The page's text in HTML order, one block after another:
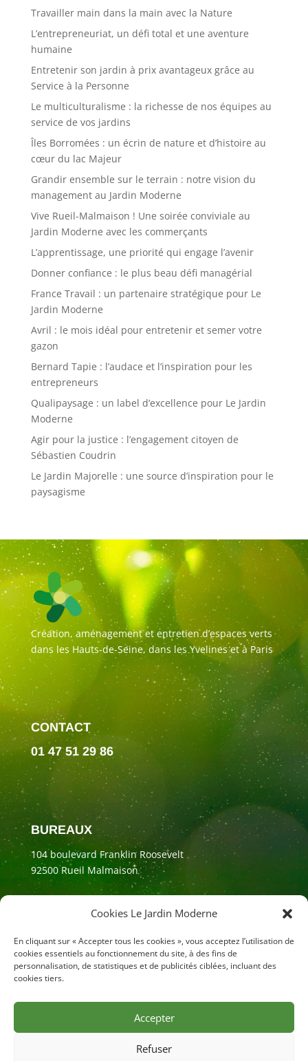
Cookies Le Jardin Moderne
En cliquant sur « Accepter tous les cookies », vous acceptez l’utilisation de
cookies essentiels au fonctionnement du site, à des fins de
personnalisation, de statistiques et de publicités ciblées, incluant des
cookies tiers.
Accepter
Refuser
Travailler main dans la main avec la Nature
L’entrepreneuriat, un défi total et une aventure
humaine
Entretenir son jardin à prix avantageux grâce au
Service à la Personne
Le multiculturalisme : la richesse de nos équipes au
service de vos jardins
Îles Borromées : un écrin de nature et d’histoire au
cœur du lac Majeur
Grandir ensemble sur le terrain : notre vision du
management au Jardin Moderne
Vive Rueil-Malmaison ! Une soirée conviviale au
Jardin Moderne avec les commerçants
L’apprentissage, une priorité qui engage l’avenir
Donner confiance : le plus beau défi managérial
France Travail : un partenaire stratégique pour Le
Jardin Moderne
Avril : le mois idéal pour entretenir et semer votre
gazon
Bernard Tapie : l’audace et l’inspiration pour les
entrepreneurs
Qualipaysage : un label d’excellence pour Le Jardin
Moderne
Agir pour la justice : l’engagement citoyen de
Sébastien Coudrin
Le Jardin Majorelle : une source d’inspiration pour le
paysagisme
Création, aménagement et entretien d’espaces verts
dans les Hauts-de-Seine, dans les Yvelines et à Paris
CONTACT
01 47 51 29 86
BUREAUX
104 boulevard Franklin Roosevelt
92500 Rueil Malmaison